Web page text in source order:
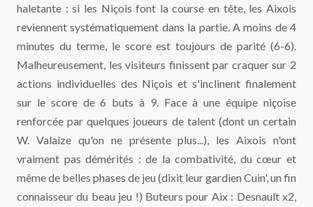
haletante : si les Niçois font la course en tête, les Aixois
reviennent systématiquement dans la partie. A moins de 4
minutes du terme, le score est toujours de parité (6-6).
Malheureusement, les visiteurs finissent par craquer sur 2
actions individuelles des Niçois et s'inclinent finalement
sur le score de 6 buts à 9. Face à une équipe niçoise
renforcée par quelques joueurs de talent (dont un certain
W. Valaize qu'on ne présente plus...), les Aixois n'ont
vraiment pas démérités : de la combativité, du cœur et
même de belles phases de jeu (dixit leur gardien Cuin', un fin
connaisseur du beau jeu !) Buteurs pour Aix : Desnault x2,